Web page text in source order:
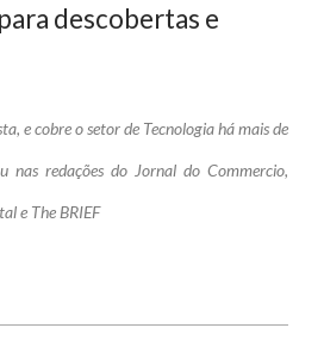
descobertas e
e cobre o setor de Tecnologia há mais de
nas redações do Jornal do Commercio,
e The BRIEF